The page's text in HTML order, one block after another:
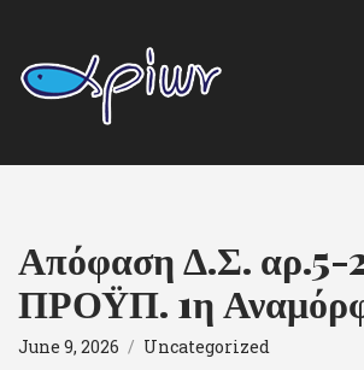
Απόφαση Δ.Σ. αρ.5-
ΠΡΟΫΠ. 1η
June 9, 2026 Uncategorized